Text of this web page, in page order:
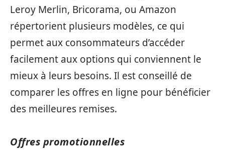
Leroy Merlin, Bricorama, ou Amazon
répertorient plusieurs modèles, ce qui
permet aux consommateurs d’accéder
facilement aux options qui conviennent le
mieux à leurs besoins. Il est conseillé de
comparer les offres en ligne pour bénéficier
des meilleures remises.
Offres promotionnelles